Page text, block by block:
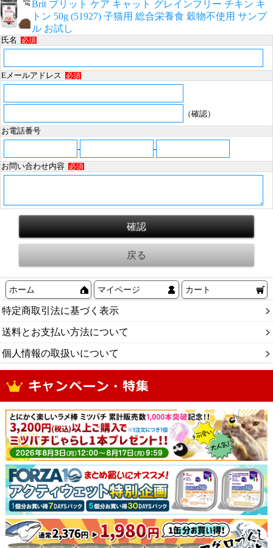
Brit ブリット ケア キャット グレインフリー チキン キ
トン 50g (51927) 子猫用 総合栄養食 穀物不使用 サンプ
ル お試し
氏名 必須
Eメールアドレス 必須
（確認）
お電話番号
-
-
お問い合わせ内容
必須
ホーム マイページ カート
特定商取引法に基づく表示
送料とお支払い方法について
個人情報の取扱いについて